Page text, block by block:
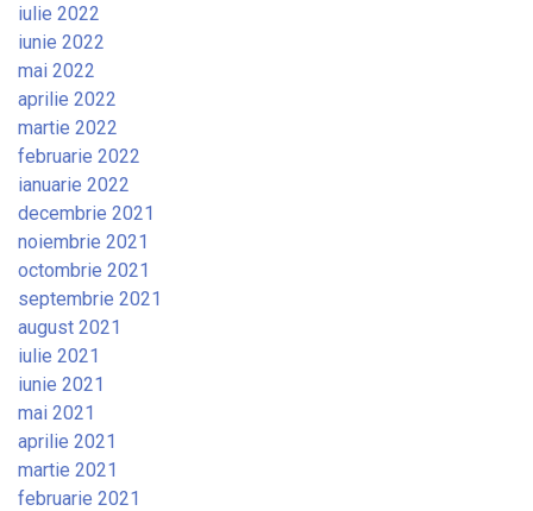
iulie 2022
iunie 2022
mai 2022
aprilie 2022
martie 2022
februarie 2022
ianuarie 2022
decembrie 2021
noiembrie 2021
octombrie 2021
septembrie 2021
august 2021
iulie 2021
iunie 2021
mai 2021
aprilie 2021
martie 2021
februarie 2021